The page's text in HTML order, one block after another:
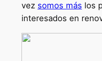
vez somos más los
interesados en